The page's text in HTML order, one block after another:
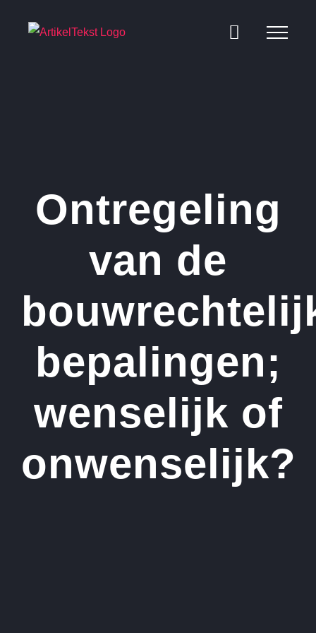
Ontregeling
van de
bepalingen;
wenselijk of
onwenselijk?